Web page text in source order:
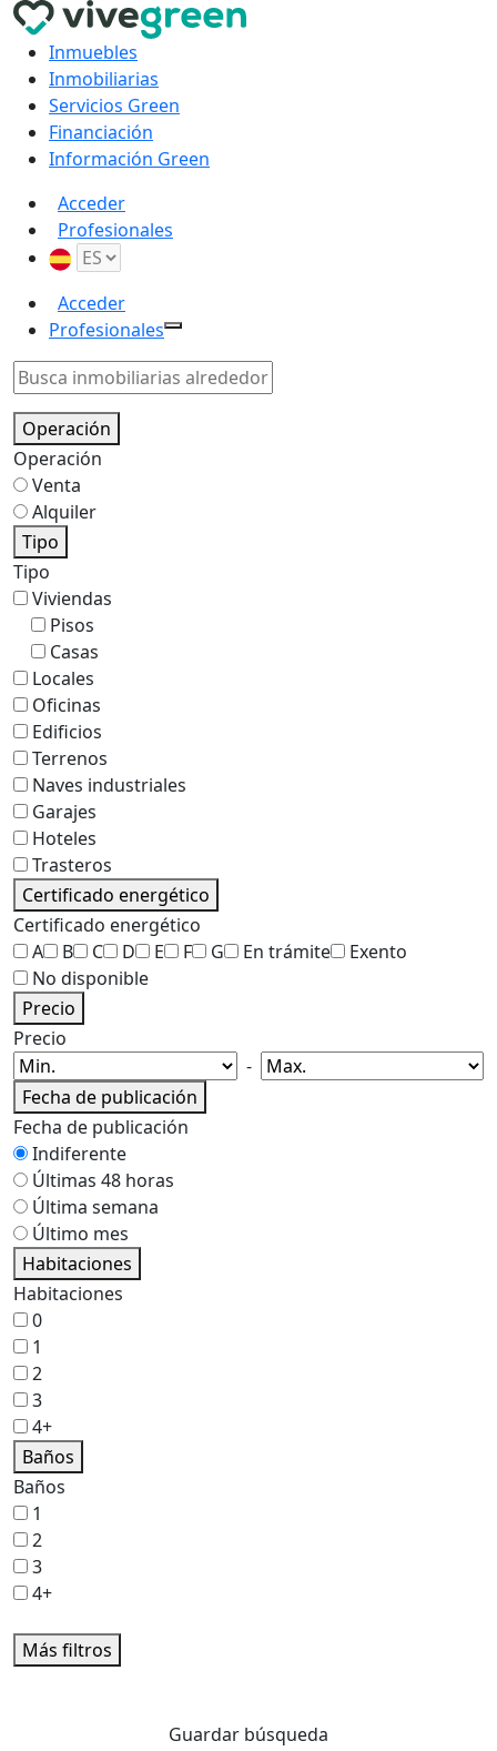
Inmuebles
Inmobiliarias
Servicios Green
Financiación
Información Green
Acceder
Profesionales
Acceder
Profesionales
Operación
Operación
Venta
Alquiler
Tipo
Tipo
Viviendas
Pisos
Casas
Locales
Oficinas
Edificios
Terrenos
Naves industriales
Garajes
Hoteles
Trasteros
Certificado energético
Certificado energético
A
B C D E F G En trámite
Exento
No disponible
Precio
Precio
-
Fecha de publicación
Fecha de publicación
Indiferente
Últimas 48 horas
Última semana
Último mes
Habitaciones
Habitaciones
0
1
2
3
4+
Baños
Baños
1
2
3
4+
Más filtros
Guardar búsqueda